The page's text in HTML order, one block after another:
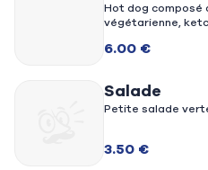
Hot dog composé
végétarienne,
6.00 €
Salade
Petite salade
3.50 €